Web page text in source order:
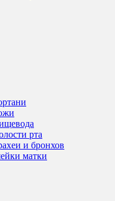
рта
и бронхов
матки